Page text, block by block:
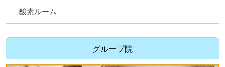
酸素ルーム
グループ院